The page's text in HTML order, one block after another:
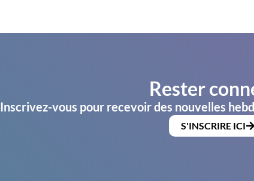
Rester
Inscrivez-vous pour recevoir des nouvelles
S'INSCRIRE ICI